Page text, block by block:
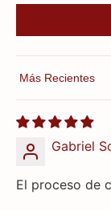
Sort by
Gabriel
El proceso de